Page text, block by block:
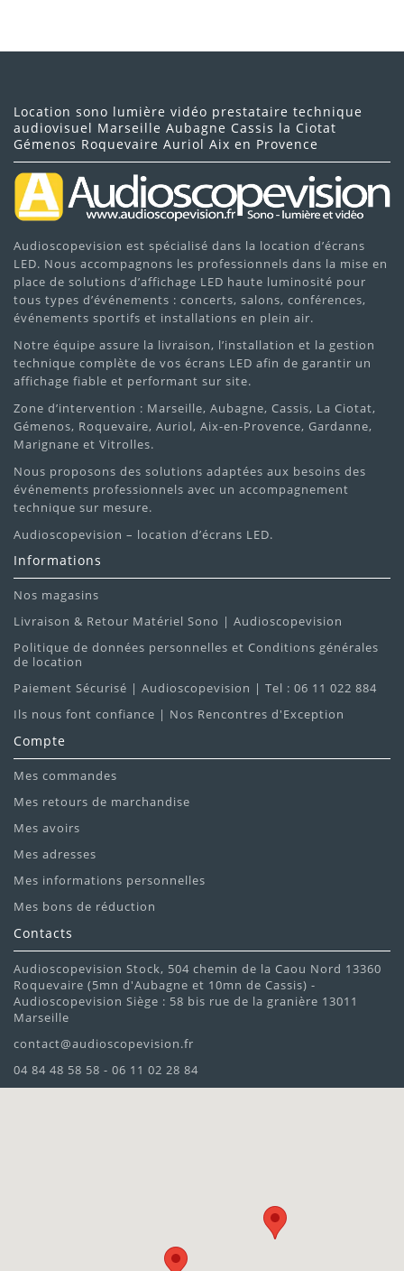
Location sono lumière vidéo prestataire technique
audiovisuel Marseille Aubagne Cassis la Ciotat
Gémenos Roquevaire Auriol Aix en Provence
Audioscopevision est spécialisé dans la location d’écrans
LED. Nous accompagnons les professionnels dans la mise en
place de solutions d’affichage LED haute luminosité pour
tous types d’événements : concerts, salons, conférences,
événements sportifs et installations en plein air.
Notre équipe assure la livraison, l’installation et la gestion
technique complète de vos écrans LED afin de garantir un
affichage fiable et performant sur site.
Zone d’intervention : Marseille, Aubagne, Cassis, La Ciotat,
Gémenos, Roquevaire, Auriol, Aix-en-Provence, Gardanne,
Marignane et Vitrolles.
Nous proposons des solutions adaptées aux besoins des
événements professionnels avec un accompagnement
technique sur mesure.
Audioscopevision – location d’écrans LED.
Informations
Nos magasins
Livraison & Retour Matériel Sono | Audioscopevision
Politique de données personnelles et Conditions générales
de location
Paiement Sécurisé | Audioscopevision | Tel : 06 11 022 884
Ils nous font confiance | Nos Rencontres d'Exception
Compte
Mes commandes
Mes retours de marchandise
Mes avoirs
Mes adresses
Mes informations personnelles
Mes bons de réduction
Contacts
Audioscopevision Stock, 504 chemin de la Caou Nord 13360
Roquevaire (5mn d'Aubagne et 10mn de Cassis) -
Audioscopevision Siège : 58 bis rue de la granière 13011
Marseille
contact@audioscopevision.fr
04 84 48 58 58 - 06 11 02 28 84